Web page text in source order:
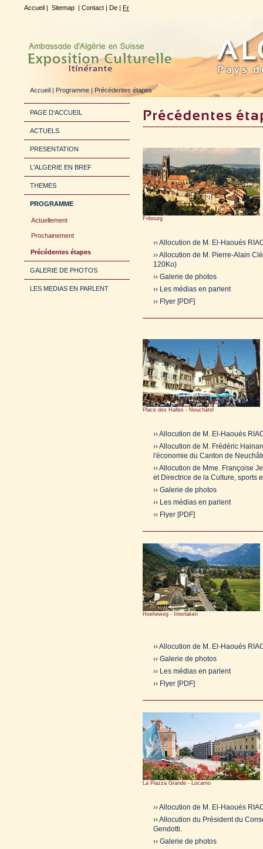
Accueil | Sitemap | Contact | De | Fr
Accueil | Programme | Précédentes étapes
PAGE D'ACCUEIL
ACTUELS
PRESENTATION
L'ALGERIE EN BREF
THEMES
PROGRAMME
Actuellement
Prochainement
Précédentes étapes
GALERIE DE PHOTOS
LES MEDIAS EN PARLENT
Fribourg
›› Allocution de M. El-Haoués
›› Allocution de M. Pierre-Alain
120Ko)
›› Galerie de photos
›› Les médias en parlent
›› Flyer [PDF]
Place des Halles - Neuchâtel
›› Allocution de M. El-Haoués
›› Allocution de M. Frédéric
l'économie du Canton de
›› Allocution de Mme. Françoise
et Directrice de la Culture, sports
›› Galerie de photos
›› Les médias en parlent
›› Flyer [PDF]
Hoeheweg - Interlaken
›› Allocution de M. El-Haoués
›› Galerie de photos
›› Les médias en parlent
›› Flyer [PDF]
La Piazza Grande - Locarno
›› Allocution de M. El-Haoués
›› Allocution du Président du
Gendotti.
›› Galerie de photos